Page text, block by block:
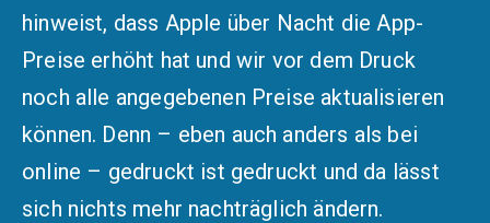
hinweist, dass Apple über Nacht die App-
Preise erhöht hat und wir vor dem Druck
noch alle angegebenen Preise aktualisieren
können. Denn – eben auch anders als bei
online – gedruckt ist gedruckt und da lässt
sich nichts mehr nachträglich ändern.